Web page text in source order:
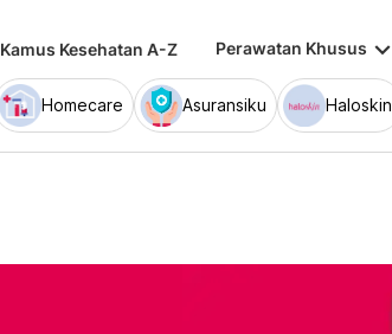
Kamus Kesehatan A-Z Perawatan Khusus keyboard_arrow_down
Homecare Asuransiku Haloskin